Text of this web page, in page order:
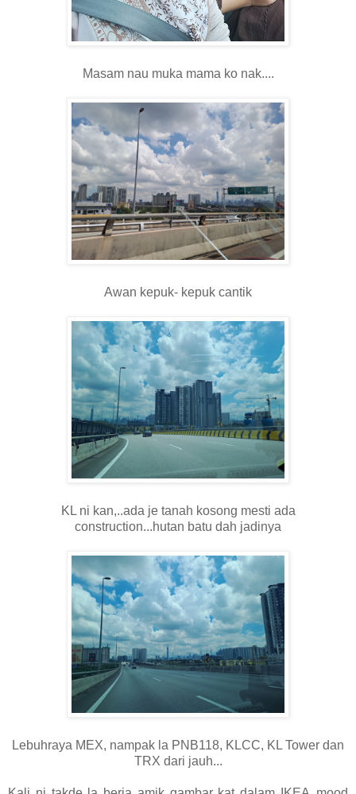
Masam nau muka mama ko nak....
Awan kepuk- kepuk cantik
KL ni kan,..ada je tanah kosong mesti ada
construction...hutan batu dah jadinya
Lebuhraya MEX, nampak la PNB118, KLCC, KL Tower dan
TRX dari jauh...